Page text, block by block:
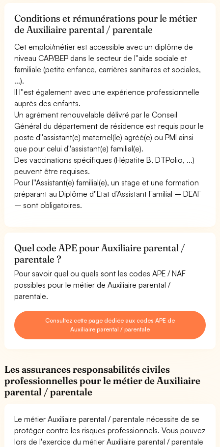
Conditions et rémunérations pour le métier
de Auxiliaire parental / parentale
Cet emploi/métier est accessible avec un diplôme de
niveau CAP/BEP dans le secteur de l''aide sociale et
familiale (petite enfance, carrières sanitaires et sociales,
...).
Il l''est également avec une expérience professionnelle
auprès des enfants.
Un agrément renouvelable délivré par le Conseil
Général du département de résidence est requis pour le
poste d''assistant(e) maternel(le) agréé(e) ou PMI ainsi
que pour celui d''assistant(e) familial(e).
Des vaccinations spécifiques (Hépatite B, DTPolio, ...)
peuvent être requises.
Pour l''Assistant(e) familial(e), un stage et une formation
préparant au Diplôme d''Etat d’Assistant Familial – DEAF
– sont obligatoires.
Quel code APE pour Auxiliaire parental /
parentale ?
Pour savoir quel ou quels sont les codes APE / NAF
possibles pour le métier de Auxiliaire parental /
parentale.
Consultez cette page dédiée aux codes APE de
Auxiliaire parental / parentale
Les assurances responsabilités civiles
professionnelles pour le métier de Auxiliaire
parental / parentale
Le métier Auxiliaire parental / parentale nécessite de se
protéger contre les risques professionnels. Vous pouvez
lors de l'exercice du métier Auxiliaire parental / parentale